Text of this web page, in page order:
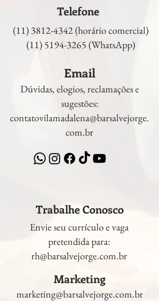
Telefone
(11) 3812-4342(horário comercial)
(11) 5194-3265 (WhatsApp)
Email
Dúvidas, elogios, reclamações e
sugestões:
contatovilamadalena@barsalvejorge.
com.br
Marketing
Trabalhe Conosco
Envie seu currículo e vaga
pretendida para:
rh@barsalvejorge.com.br
marketing@barsalvejorge.com.br